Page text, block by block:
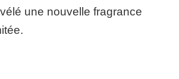
une nouvelle fragrance